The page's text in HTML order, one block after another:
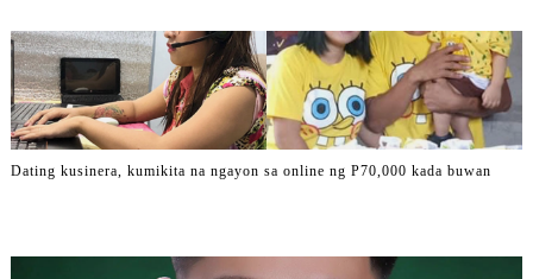
Dating kusinera, kumikita na ngayon sa online ng P70,000 kada buwan